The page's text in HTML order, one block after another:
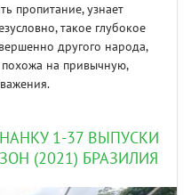
пропитание, узнает
такое глубокое
другого народа,
на привычную,
1-37 ВЫПУСКИ
(2021) БРАЗИЛИЯ